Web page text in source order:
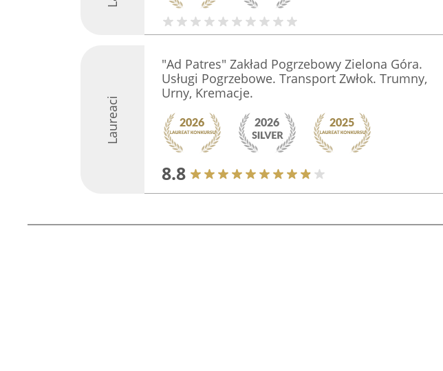
Laureaci
"Ad Patres" Zakład Pogrzebowy Zielona Góra.
Usługi Pogrzebowe. Transport Zwłok. Trumny,
Urny, Kremacje.
8.8